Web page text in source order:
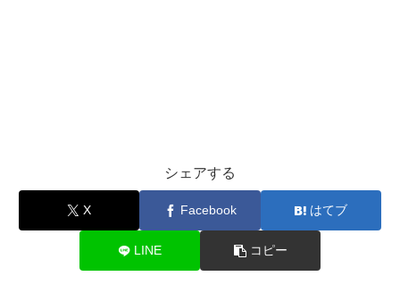
シェアする
X Facebook はてブ
LINE コピー